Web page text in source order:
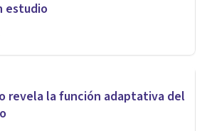
estudio
revela la función adaptativa del
que los seres
un Sesgo